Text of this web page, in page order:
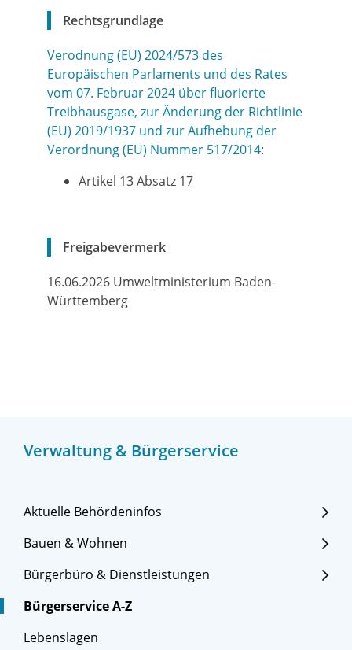
Verwaltung & Bürgerservice
Aktuelle Behördeninfos
Bauen & Wohnen
Bürgerbüro & Dienstleistungen
Bürgerservice A-Z
Lebenslagen
Rechtsgrundlage
Verodnung (EU) 2024/573 des
Europäischen Parlaments und des Rates
vom 07. Februar 2024 über fluorierte
Treibhausgase, zur Änderung der Richtlinie
(EU) 2019/1937 und zur Aufhebung der
Verordnung (EU) Nummer 517/2014:
Artikel 13 Absatz 17
Freigabevermerk
16.06.2026 Umweltministerium Baden-
Württemberg